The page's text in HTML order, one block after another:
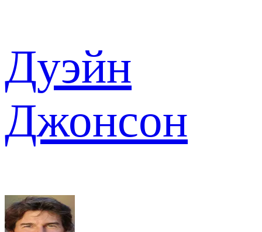
Дуэйн
Джонсон